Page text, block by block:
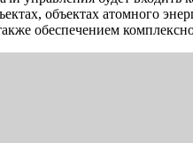
объектах атомного
обеспечением